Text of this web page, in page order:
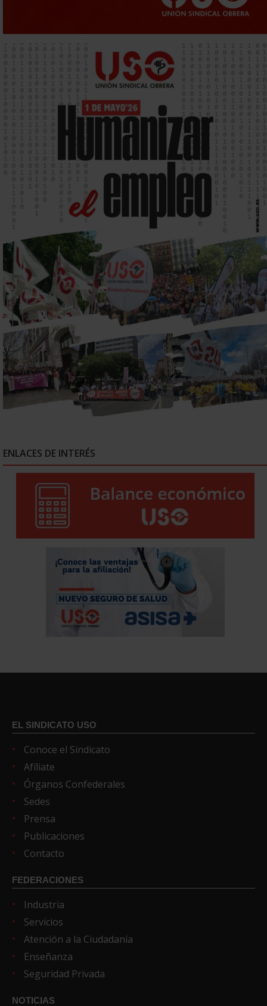
ENLACES DE INTERÉS
EL SINDICATO USO
Conoce el Sindicato
Afíliate
Órganos Confederales
Sedes
Prensa
Publicaciones
Contacto
FEDERACIONES
Industria
Servicios
Atención a la Ciudadanía
Enseñanza
Seguridad Privada
NOTICIAS